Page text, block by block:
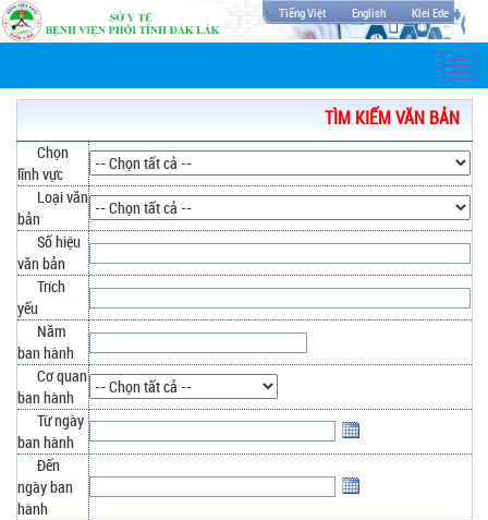
Tiếng Việt English Klei Ede
TÌM KIẾM VĂN BẢN
Chọn
lĩnh vực
Loại văn
bản
Số hiệu
văn bản
Trích
yếu
Năm
ban hành
Cơ quan
ban hành
Từ ngày
ban hành
Đến
ngày ban
hành